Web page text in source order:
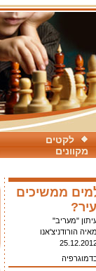
לקטים
מקוונים
ממשיכים
"מעריב"
הורודניצ'אנו